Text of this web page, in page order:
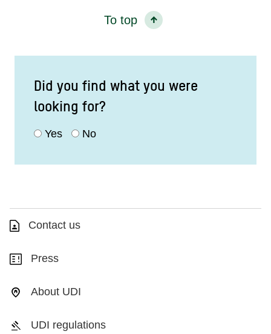
To top
Did you find what you were
looking for?
Yes No
Contact us
Press
About UDI
UDI regulations